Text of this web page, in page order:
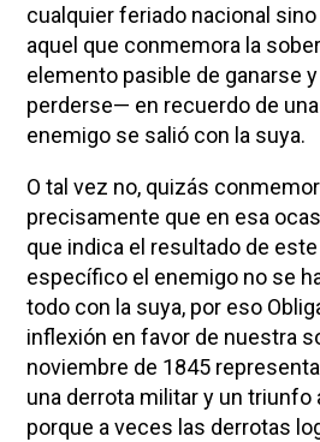
cualquier feriado nacional
aquel que conmemora la
elemento pasible de ganarse
perderse— en recuerdo de una
enemigo se salió con la suya.
O tal vez no, quizás
precisamente que en esa
que indica el resultado de
específico el enemigo no se
todo con la suya, por eso
inflexión en favor de nuestra
noviembre de 1845
una derrota militar y un triunfo
porque a veces las derrotas